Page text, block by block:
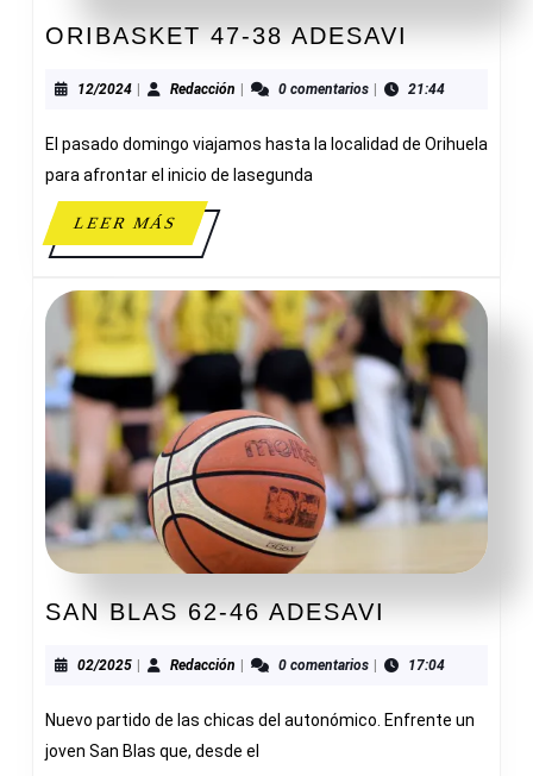
ORIBASKET 47-38 ADESAVI
38
12/202412/2024Redacción Redacción0 comentarios 21:44
El pasado domingo viajamos hasta la localidad de Orihuela
para afrontar el inicio de lasegunda
LEER MÁSLEER
MÁS
SAN BLAS 62-46 ADESAVI
62-
ADESAVI
02/202502/2025
| Redacción Redacción
| 0 comentarios | 17:04
Nuevo partido de las chicas del autonómico. Enfrente un
joven San Blas que, desde el